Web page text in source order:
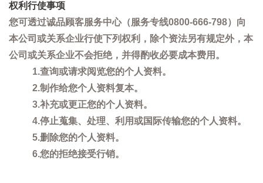
权利行使事项
您可透过诚品顾客服务中心（服务专线0800-666-798）向
本公司或关系企业行使下列权利，除个资法另有规定外，本
公司或关系企业不会拒绝，并得酌收必要成本费用。
1.查询或请求阅览您的个人资料。
2.制作给您个人资料复本。
3.补充或更正您的个人资料。
4.停止蒐集、处理、利用或国际传输您的个人资料。
5.删除您的个人资料。
6.您的拒绝接受行销。